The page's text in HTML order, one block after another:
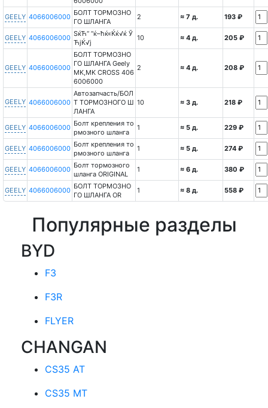
GEELY 4066006000 БОЛТ ТОРМОЗНО
ГО ШЛАНГА
2 ≈ 7 д. 193 ₽
GEELY 4066006000 ЅќЋ“ “ќ–ћќ«Ќќ√ќ Ў
ЋјЌ√ј
10 ≈ 4 д. 205 ₽
GEELY 4066006000
БОЛТ ТОРМОЗНО
ГО ШЛАНГА Geely
MK,MK CROSS 406
6006000
2 ≈ 4 д. 208 ₽
GEELY 4066006000
Автозапчасть/БОЛ
Т ТОРМОЗНОГО Ш
ЛАНГА
10 ≈ 3 д. 218 ₽
GEELY 4066006000 Болт крепления то
рмозного шланга
1 ≈ 5 д. 229 ₽
GEELY 4066006000 Болт крепления то
рмозного шланга
1 ≈ 5 д. 274 ₽
GEELY 4066006000 Болт тормозного
шланга ORIGINAL
1 ≈ 6 д. 380 ₽
GEELY 4066006000 БОЛТ ТОРМОЗНО
ГО ШЛАНГА OR
1 ≈ 8 д. 558 ₽
Популярные разделы
BYD
F3
F3R
FLYER
CHANGAN
CS35 AT
CS35 MT